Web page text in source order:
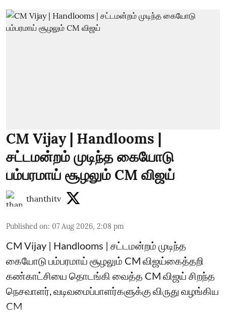
CM Vijay | Handlooms |
சட்டமன்றம் முடிந்த கையோடு
பம்பரமாய் சூழலும் CM விஜய்
thanthitv
Published on: 07 Aug 2026, 2:08 pm
CM Vijay | Handlooms | சட்டமன்றம் முடிந்த
கையோடு பம்பரமாய் சூழலும் CM விஜய்கைத்தறி
கண்காட்சியை தொடங்கி வைத்த CM விஜய் சிறந்த
நெசவாளர், வடிவமைப்பாளர்களுக்கு விருது வழங்கிய
CM